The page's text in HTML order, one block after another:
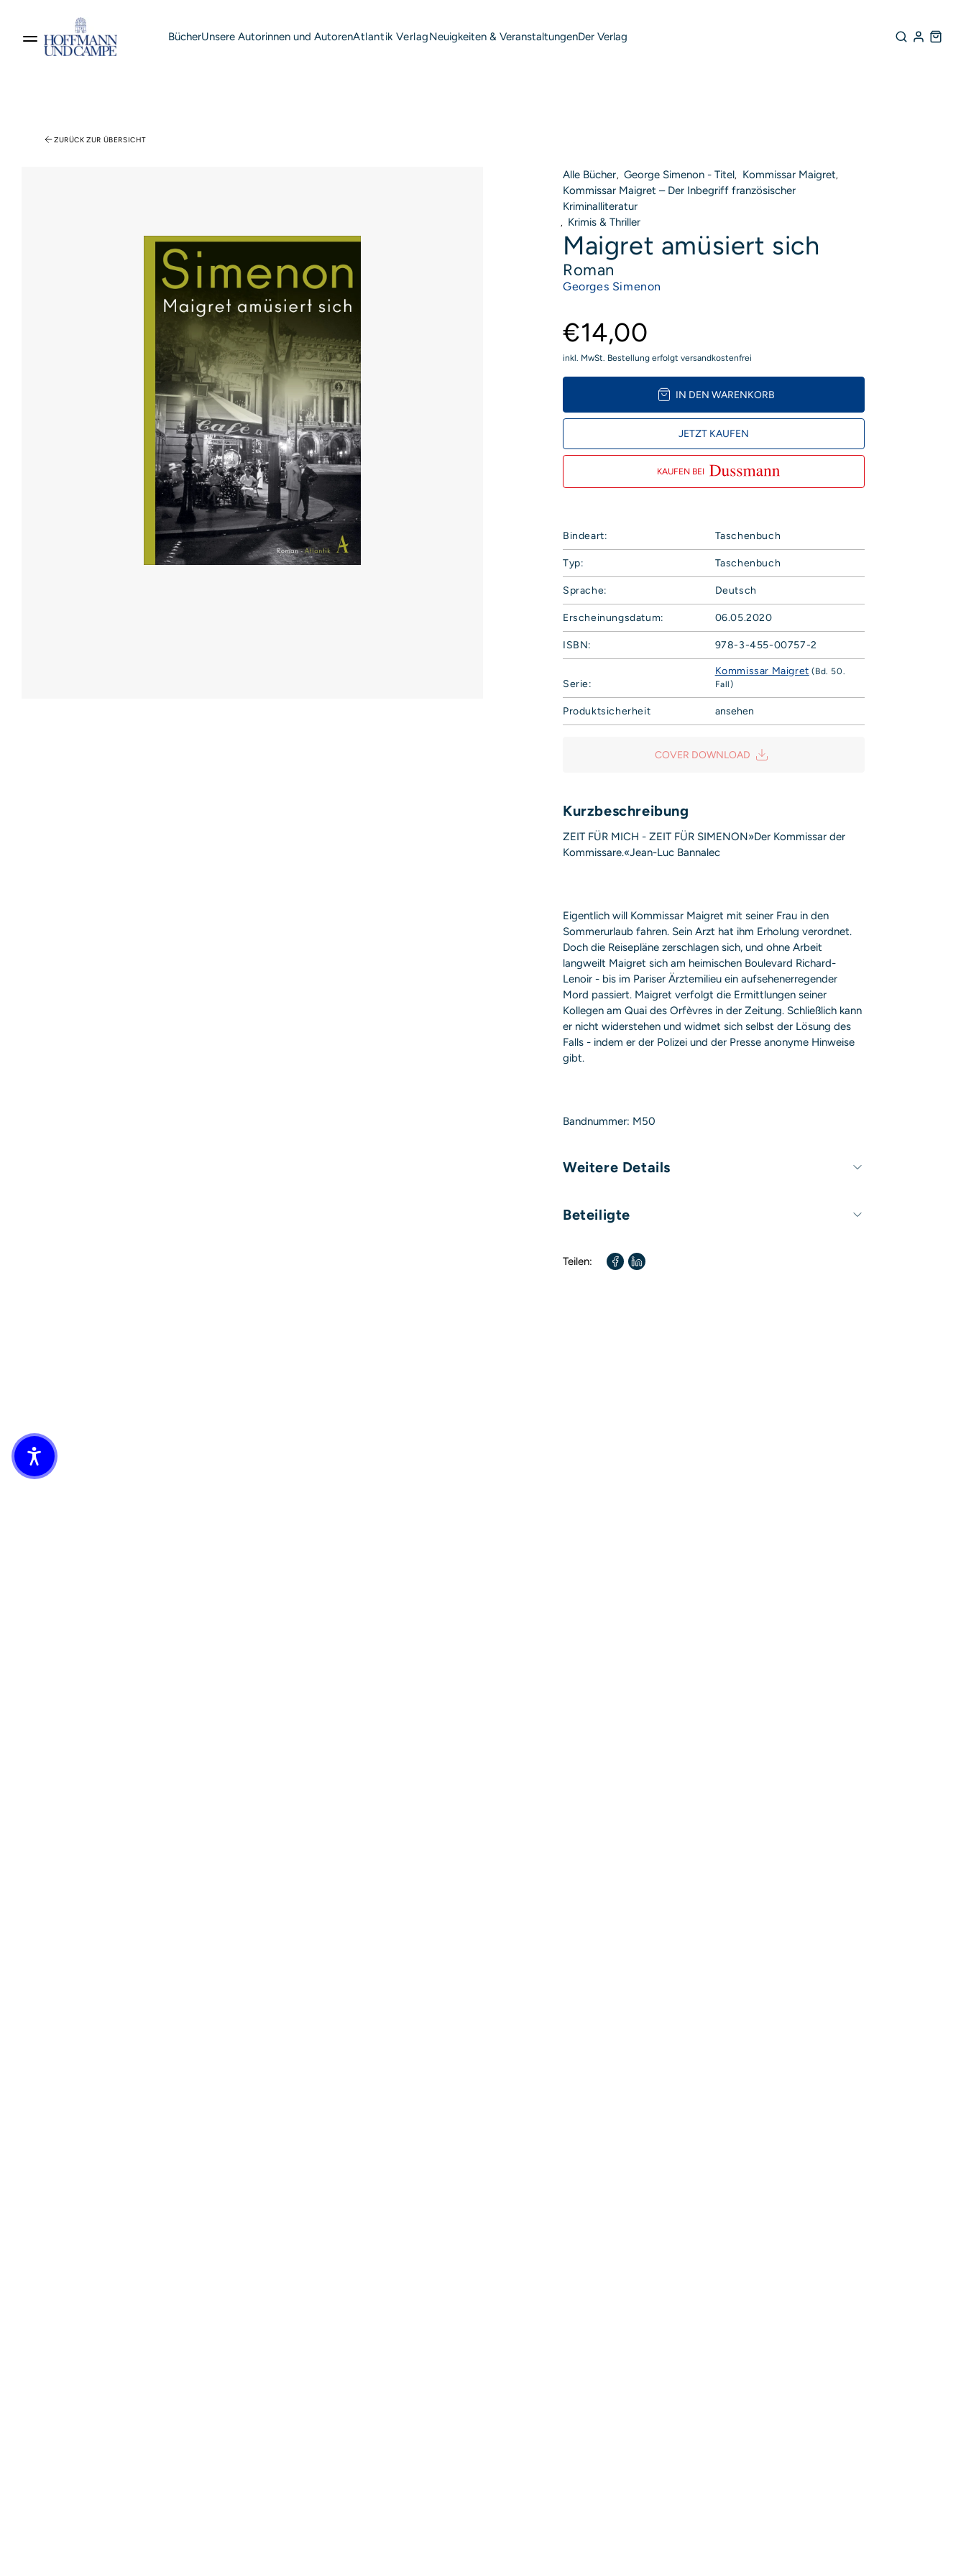
BücherUnsere Autorinnen und AutorenAtlantik VerlagNeuigkeiten & VeranstaltungenDer Verlag
Produkte entdecken
ZURÜCK ZUR ÜBERSICHT
Alle Bücher, George Simenon - Titel, Kommissar Maigret,
Kommissar Maigret – Der Inbegriff französischer
Kriminalliteratur
, Krimis & Thriller
Maigret amüsiert sich
Roman
Georges Simenon
€14,00
inkl. MwSt. Bestellung erfolgt versandkostenfrei
IN DEN WARENKORB
JETZT KAUFEN
KAUFEN BEI
Bindeart: Taschenbuch
Typ: Taschenbuch
Sprache: Deutsch
Erscheinungsdatum: 06.05.2020
ISBN: 978-3-455-00757-2
Serie:
Kommissar Maigret (Bd. 50.
Fall)
Produktsicherheit
ansehen
Sicherheitshinweis entsprechend Art. 9 Abs. 7 S. 2 der
entbehrlich
COVER DOWNLOAD
Kurzbeschreibung
ZEIT FÜR MICH - ZEIT FÜR SIMENON»Der Kommissar der
Kommissare.«Jean-Luc Bannalec
Eigentlich will Kommissar Maigret mit seiner Frau in den
Sommerurlaub fahren. Sein Arzt hat ihm Erholung verordnet.
Doch die Reisepläne zerschlagen sich, und ohne Arbeit
langweilt Maigret sich am heimischen Boulevard Richard-
Lenoir - bis im Pariser Ärztemilieu ein aufsehenerregender
Mord passiert. Maigret verfolgt die Ermittlungen seiner
Kollegen am Quai des Orfèvres in der Zeitung. Schließlich kann
er nicht widerstehen und widmet sich selbst der Lösung des
Falls - indem er der Polizei und der Presse anonyme Hinweise
gibt.
Bandnummer: M50
Weitere Details
Beteiligte
Autor / Autorin:
Teilen: